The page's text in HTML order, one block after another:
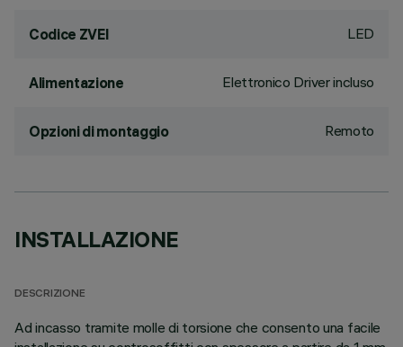
Codice ZVEI LED
Alimentazione Elettronico Driver incluso
Opzioni di montaggio Remoto
INSTALLAZIONE
DESCRIZIONE
Ad incasso tramite molle di torsione che consento una facile